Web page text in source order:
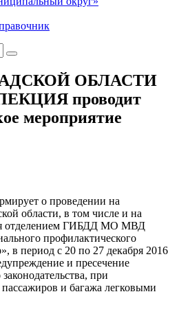
ОБЛАСТИ
проводит
мероприятие
о проведении на
области, в том числе и на
отделением ГИБДД МО МВД
профилактического
в период с 20 по 27 декабря 2016
и пресечение
при
и багажа легковыми